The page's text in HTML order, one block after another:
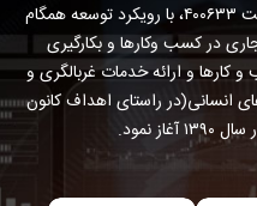
شرکت هوش تجاری کیسان به شماره ثبت ۴۰۰۶۳۳، با رویکرد توسعه همگام
در کسب وکارها و بکارگیری
کارها و ارائه خدمات غربالگری و
انسانی(در راستای اهداف کانون
نمود.